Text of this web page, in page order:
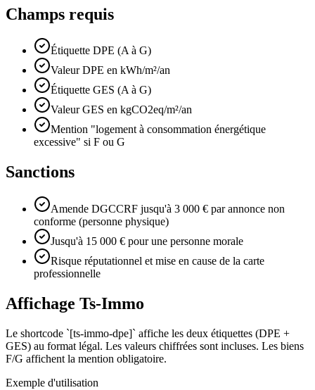
Champs requis
Étiquette DPE (A à G)
Valeur DPE en kWh/m²/an
Étiquette GES (A à G)
Valeur GES en kgCO2eq/m²/an
Mention "logement à consommation énergétique
excessive" si F ou G
Sanctions
Amende DGCCRF jusqu'à 3 000 € par annonce non
conforme (personne physique)
Jusqu'à 15 000 € pour une personne morale
Risque réputationnel et mise en cause de la carte
professionnelle
Affichage Ts-Immo
Le shortcode `[ts-immo-dpe]` affiche les deux étiquettes (DPE +
GES) au format légal. Les valeurs chiffrées sont incluses. Les biens
F/G affichent la mention obligatoire.
Exemple d'utilisation